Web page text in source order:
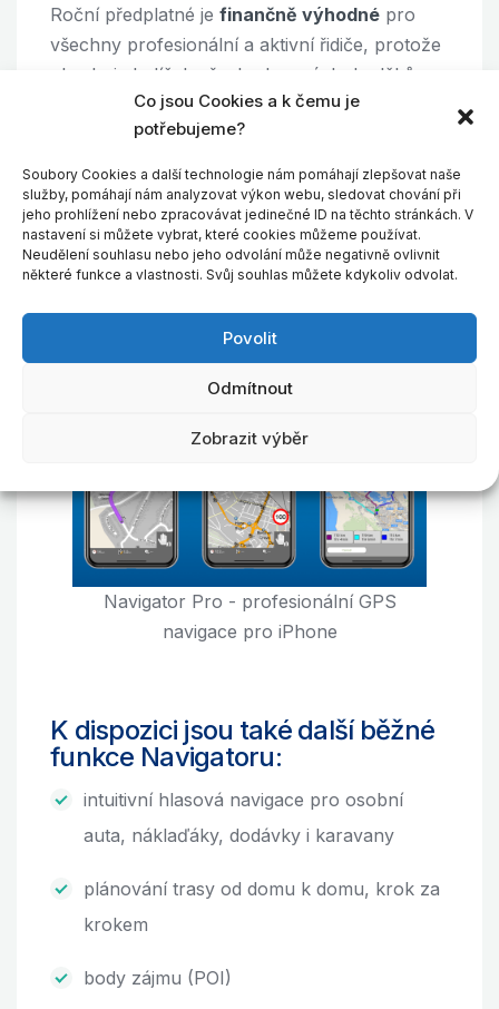
Co jsou Cookies a k čemu je
potřebujeme?
Soubory Cookies a další technologie nám pomáhají zlepšovat naše
služby, pomáhají nám analyzovat výkon webu, sledovat chování při
jeho prohlížení nebo zpracovávat jedinečné ID na těchto stránkách. V
nastavení si můžete vybrat, které cookies můžeme používat.
Neudělení souhlasu nebo jeho odvolání může negativně ovlivnit
některé funkce a vlastnosti. Svůj souhlas můžete kdykoliv odvolat.
Povolit
Odmítnout
Zobrazit výběr
Roční předplatné je finančně výhodné pro
všechny profesionální a aktivní řidiče, protože
obsahuje balíček všech placených doplňků
včetně nejnovějších profesionálních map za
zvýhodněnou cenu.
A aby nekupovali zajíce v pytli, nabízíme
všemprvních 7 dní na vyzkoušení zdarma.
Navigator Pro - profesionální GPS
navigace pro iPhone
K dispozici jsou také další běžné
funkce Navigatoru:
intuitivní hlasová navigace pro osobní
auta, náklaďáky, dodávky i karavany
plánování trasy od domu k domu, krok za
krokem
body zájmu (POI)